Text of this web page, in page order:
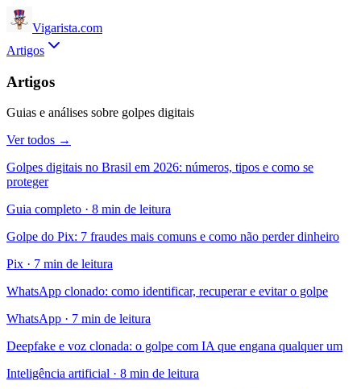
Vigarista.com
Artigos
Artigos
Guias e análises sobre golpes digitais
Ver todos →
Golpes digitais no Brasil em 2026: números, tipos e como se
proteger
Guia completo · 8 min de leitura
Golpe do Pix: 7 fraudes mais comuns e como não perder dinheiro
Pix · 7 min de leitura
WhatsApp clonado: como identificar, recuperar e evitar o golpe
WhatsApp · 7 min de leitura
Deepfake e voz clonada: o golpe com IA que engana qualquer um
Inteligência artificial · 8 min de leitura